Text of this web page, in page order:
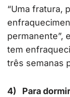
“Uma fratura,
permanente”,
tem
três semanas
4) Para